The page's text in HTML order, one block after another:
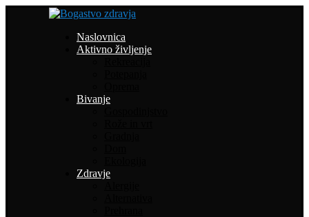
Naslovnica
Aktivno življenje
Bivanje
Zdravje